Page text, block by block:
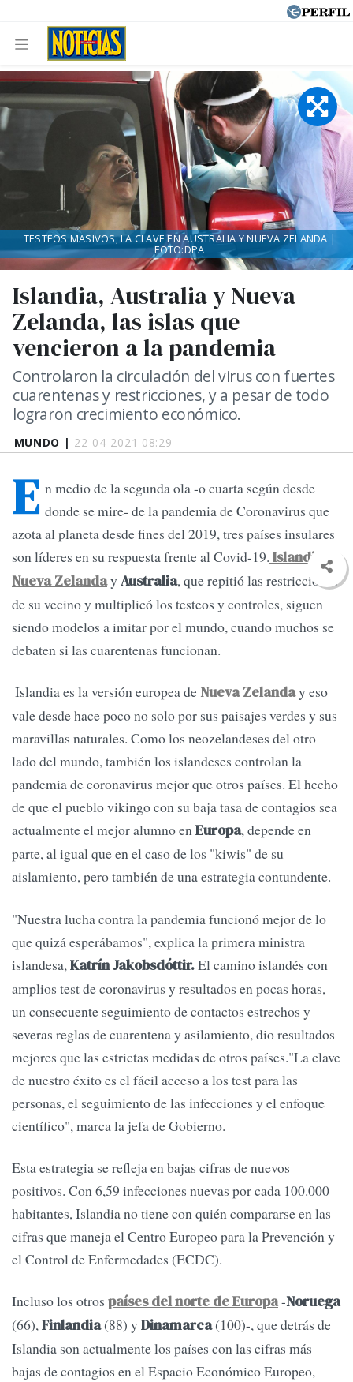
MUNDO | 22-04-2021 08:29
Islandia, Australia y Nueva
Zelanda, las islas que
vencieron a la pandemia
Controlaron la circulación del virus con fuertes
cuarentenas y restricciones, y a pesar de todo
lograron crecimiento económico.
TESTEOS MASIVOS, LA CLAVE EN AUSTRALIA Y NUEVA ZELANDA |
FOTO:DPA
E n medio de la segunda ola -o cuarta según desde
donde se mire- de la pandemia de Coronavirus que
azota al planeta desde fines del 2019, tres países insulares
son líderes en su respuesta frente al Covid-19. Islandia
Nueva Zelanday Australia, que repitió las restricciones
de su vecino y multiplicó los testeos y controles, siguen
siendo modelos a imitar por el mundo, cuando muchos se
debaten si las cuarentenas funcionan.
Islandia es la versión europea de Nueva Zelanday eso
vale desde hace poco no solo por sus paisajes verdes y sus
maravillas naturales. Como los neozelandeses del otro
lado del mundo, también los islandeses controlan la
pandemia de coronavirus mejor que otros países. El hecho
de que el pueblo vikingo con su baja tasa de contagios sea
actualmente el mejor alumno enEuropa, depende en
parte, al igual que en el caso de los "kiwis" de su
aislamiento, pero también de una estrategia contundente.
"Nuestra lucha contra la pandemia funcionó mejor de lo
que quizá esperábamos", explica la primera ministra
islandesa,Katrín Jakobsdóttir.El camino islandés con
amplios test de coronavirus y resultados en pocas horas,
un consecuente seguimiento de contactos estrechos y
severas reglas de cuarentena y asilamiento, dio resultados
mejores que las estrictas medidas de otros países."La clave
de nuestro éxito es el fácil acceso a los test para las
personas, el seguimiento de las infecciones y el enfoque
científico", marca la jefa de Gobierno.
Esta estrategia se refleja en bajas cifras de nuevos
positivos. Con 6,59 infecciones nuevas por cada 100.000
habitantes, Islandia no tiene con quién compararse en las
cifras que maneja el Centro Europeo para la Prevención y
el Control de Enfermedades (ECDC).
Incluso los otros países del norte de Europa-Noruega
(66),Finlandia(88) y Dinamarca(100)-, que detrás de
Islandia son actualmente los países con las cifras más
bajas de contagios en el Espacio Económico Europeo,